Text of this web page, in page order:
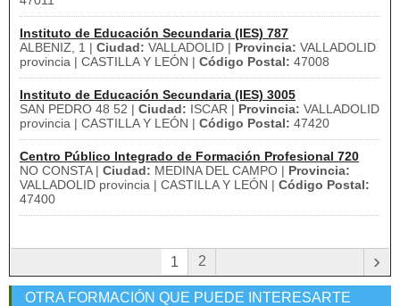
Instituto de Educación Secundaria (IES) 787
ALBENIZ, 1 | Ciudad: VALLADOLID | Provincia: VALLADOLID
provincia | CASTILLA Y LEÓN | Código Postal: 47008
Instituto de Educación Secundaria (IES) 3005
SAN PEDRO 48 52 | Ciudad: ISCAR | Provincia: VALLADOLID
provincia | CASTILLA Y LEÓN | Código Postal: 47420
Centro Público Integrado de Formación Profesional 720
NO CONSTA | Ciudad: MEDINA DEL CAMPO | Provincia:
VALLADOLID provincia | CASTILLA Y LEÓN | Código Postal:
47400
1 2 ›
OTRA FORMACIÓN QUE PUEDE INTERESARTE